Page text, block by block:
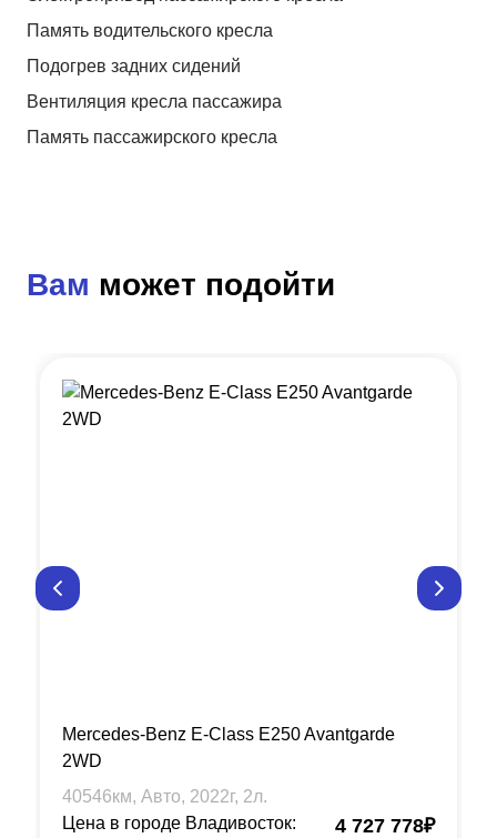
Память водительского кресла
Подогрев задних сидений
Вентиляция кресла пассажира
Память пассажирского кресла
Вам может подойти
Mercedes-Benz E-Class E250 Avantgarde
2WD
40546км, Авто, 2022г, 2л.
Цена в городе Владивосток:
4 727 778₽